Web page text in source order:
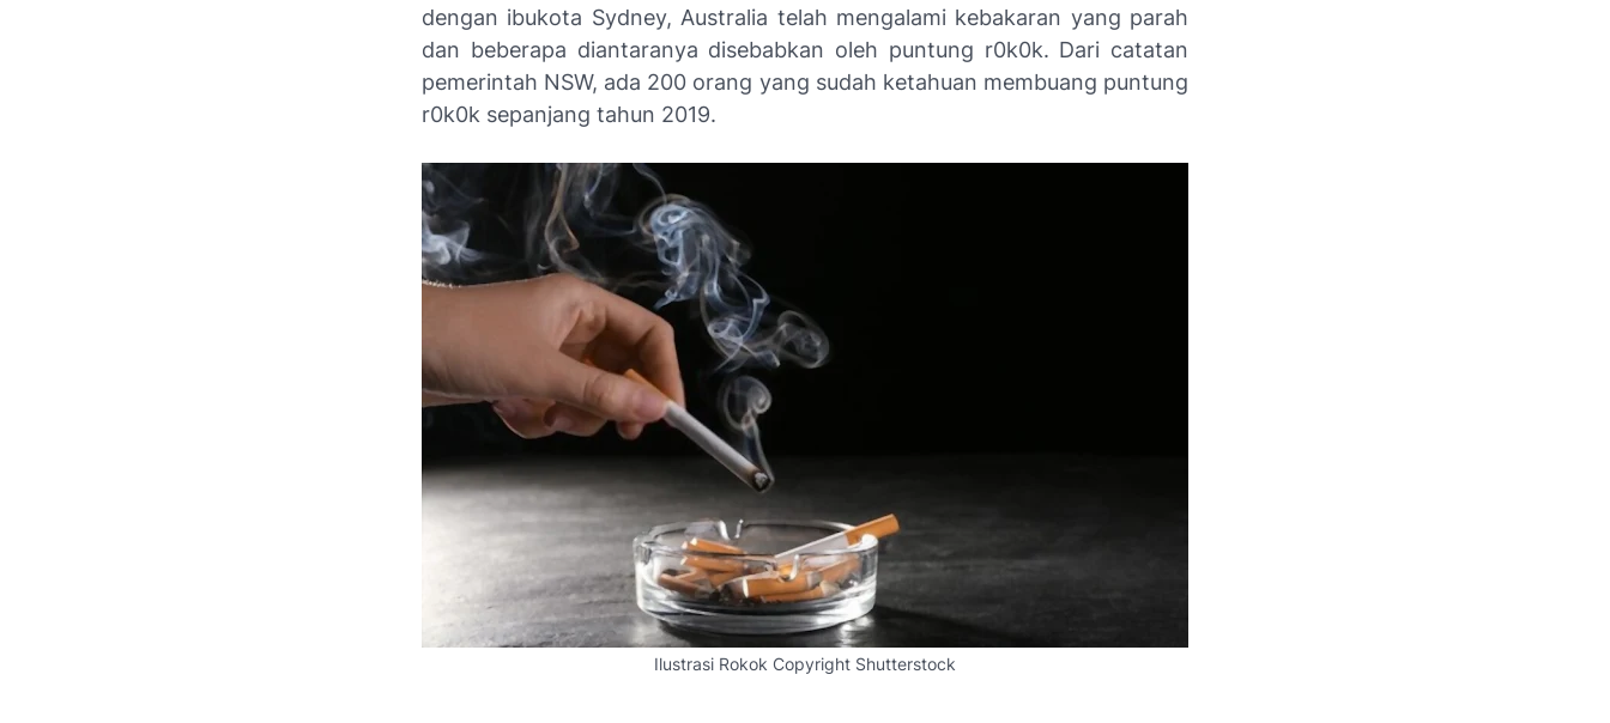
dengan ibukota Sydney, Australia telah mengalami kebakaran yang parah
dan beberapa diantaranya disebabkan oleh puntung r0k0k. Dari catatan
pemerintah NSW, ada 200 orang yang sudah ketahuan membuang puntung
r0k0k sepanjang tahun 2019.
Ilustrasi Rokok Copyright Shutterstock